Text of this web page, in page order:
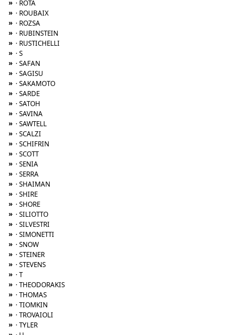
» · ROTA
» · ROUBAIX
» · ROZSA
» · RUBINSTEIN
» · RUSTICHELLI
» · S
» · SAFAN
» · SAGISU
» · SAKAMOTO
» · SARDE
» · SATOH
» · SAVINA
» · SAWTELL
» · SCALZI
» · SCHIFRIN
» · SCOTT
» · SENIA
» · SERRA
» · SHAIMAN
» · SHIRE
» · SHORE
» · SILIOTTO
» · SILVESTRI
» · SIMONETTI
» · SNOW
» · STEINER
» · STEVENS
» · T
» · THEODORAKIS
» · THOMAS
» · TIOMKIN
» · TROVAIOLI
» · TYLER